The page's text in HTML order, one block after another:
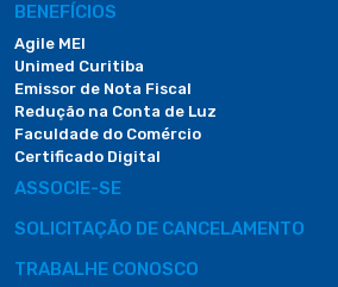
BENEFÍCIOS
Agile MEI
Unimed Curitiba
Emissor de Nota Fiscal
Redução na Conta de Luz
Faculdade do Comércio
Certificado Digital
ASSOCIE-SE
SOLICITAÇÃO DE CANCELAMENTO
TRABALHE CONOSCO